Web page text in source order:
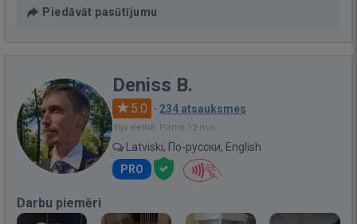
Piedāvāt pasūtījumu
Deniss B.
5.0 · 234 atsauksmes
Bija vietnē: Pirms 12 min.
Latviski, По-русски, English
PRO
Darbu piemēri